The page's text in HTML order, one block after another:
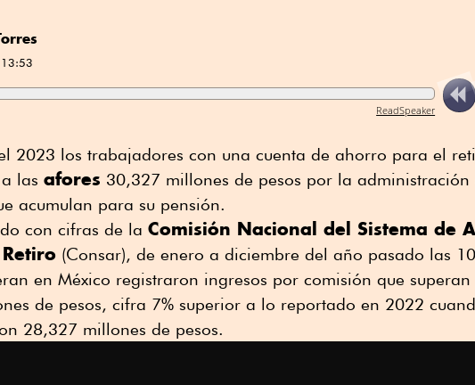
ReadSpeaker
2023 los trabajadores con una cuenta de ahorro para el
las afores 30,327 millones de pesos por la administración
acumulan para su pensión.
con cifras de la Comisión Nacional del Sistema de
(Consar), de enero a diciembre del año pasado las
en México registraron ingresos por comisión que
de pesos, cifra 7% superior a lo reportado en 2022
28,327 millones de pesos.